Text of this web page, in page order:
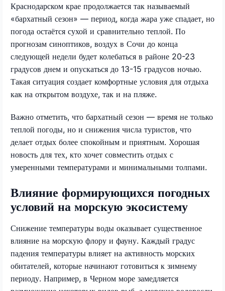
Краснодарском крае продолжается так называемый
«бархатный сезон» — период, когда жара уже спадает, но
погода остаётся сухой и сравнительно теплой. По
прогнозам синоптиков, воздух в Сочи до конца
следующей недели будет колебаться в районе 20-23
градусов днем и опускаться до 13-15 градусов ночью.
Такая ситуация создает комфортные условия для отдыха
как на открытом воздухе, так и на пляже.
Важно отметить, что бархатный сезон — время не только
теплой погоды, но и снижения числа туристов, что
делает отдых более спокойным и приятным. Хорошая
новость для тех, кто хочет совместить отдых с
умеренными температурами и минимальными толпами.
Влияние формирующихся погодных
условий на морскую экосистему
Снижение температуры воды оказывает существенное
влияние на морскую флору и фауну. Каждый градус
падения температуры влияет на активность морских
обитателей, которые начинают готовиться к зимнему
периоду. Например, в Черном море замедляется